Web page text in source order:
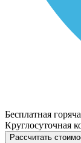
Бесплатная
Круглосуточная
Рассчитать